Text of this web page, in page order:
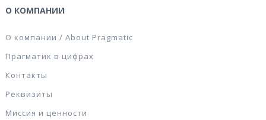
О КОМПАНИИ
О компании / About Pragmatic
Прагматик в цифрах
Контакты
Реквизиты
Миссия и ценности